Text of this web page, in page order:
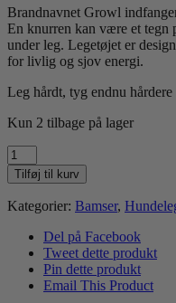
Brandnavnet Growl
En knurren kan være et tegn
under leg. Legetøjet er
for livlig og sjov energi.
Leg hårdt, tyg endnu hårdere
Kun 2 tilbage på lager
Growl
Belly
Busters
Wally
Vortesvinet
antal
Tilføj til kurv
Kategorier: Bamser,
Del på Facebook
Tweet dette produkt
Pin dette produkt
Email This Product